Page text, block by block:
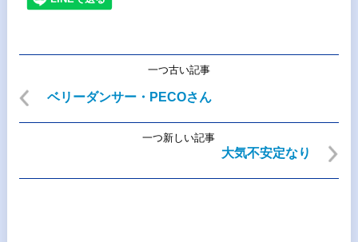
一つ古い記事
ベリーダンサー・PECOさん
一つ新しい記事
大気不安定なり